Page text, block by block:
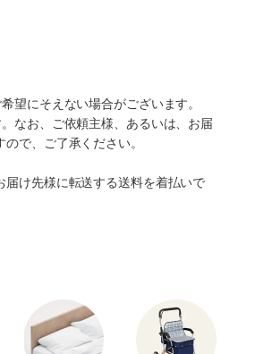
望にそえない場合がございます。
なお、ご依頼主様、あるいは、お届
で、ご了承ください。
け先様に転送する送料を着払いで